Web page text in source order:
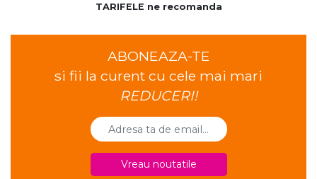
TARIFELE ne recomanda
ABONEAZA-TE
si fii la curent cu cele mai mari
REDUCERI!
Vreau noutatile